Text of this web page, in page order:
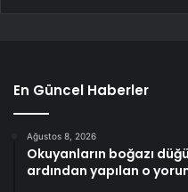
En Güncel Haberler
Ağustos 8, 2026
Okuyanların boğazı
ardından yapılan o